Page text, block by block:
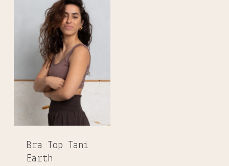
Es befinden sich keine Produkte
Bra Top Tani
Earth